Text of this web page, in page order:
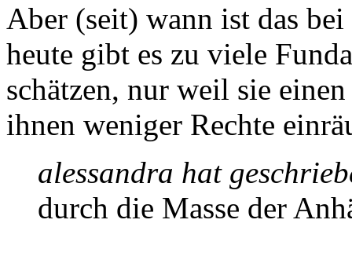
Aber (seit) wann ist das
heute gibt es zu viele
schätzen, nur weil sie
ihnen weniger Rechte
alessandra hat
durch die Masse der